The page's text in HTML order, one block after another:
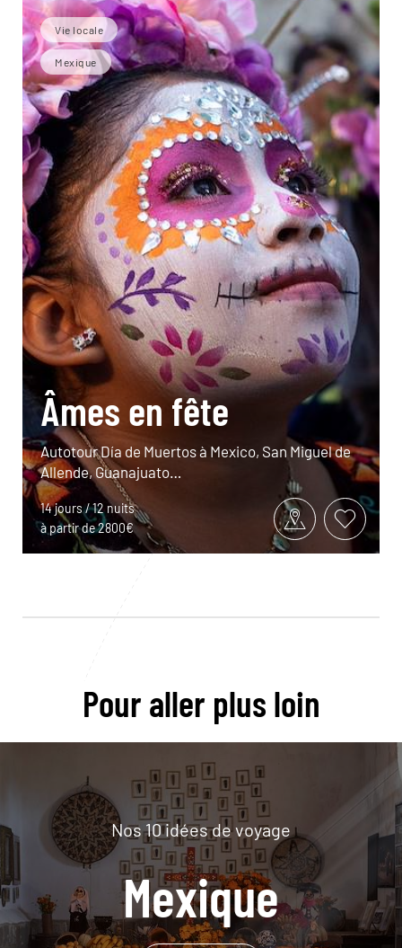
Vie locale
Mexique
Âmes en fête
Autotour Día de Muertos à Mexico, San Miguel de
Allende, Guanajuato…
14 jours / 12 nuits
à partir de 2800€
Pour aller plus loin
Nos 10 idées de voyage
Mexique